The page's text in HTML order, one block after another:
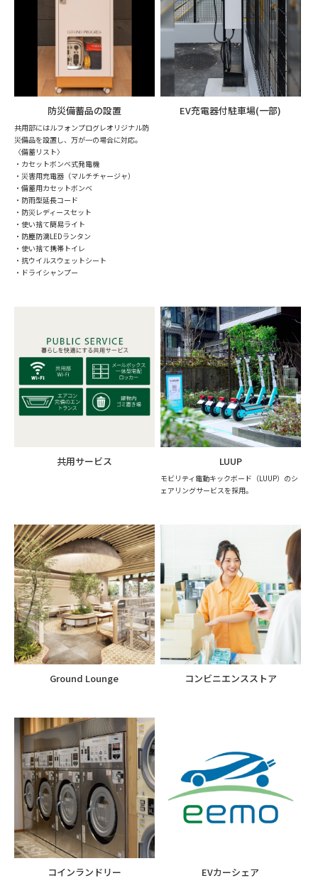
防災備蓄品の設置
共用部にはルフォンプログレオリジナル防
災備品を設置し、万が一の場合に対応。
〈備蓄リスト〉
・カセットボンベ式発電機
・災害用充電器（マルチチャージャ）
・備蓄用カセットボンベ
・防雨型延長コード
・防災レディースセット
・使い捨て簡易ライト
・防塵防滴LEDランタン
・使い捨て携帯トイレ
・抗ウイルスウェットシート
・ドライシャンプー
EV充電器付駐車場(一部)
共用サービス LUUP
モビリティ電動キックボード（LUUP）のシ
ェアリングサービスを採用。
Ground Lounge コンビニエンスストア
コインランドリー EVカーシェア